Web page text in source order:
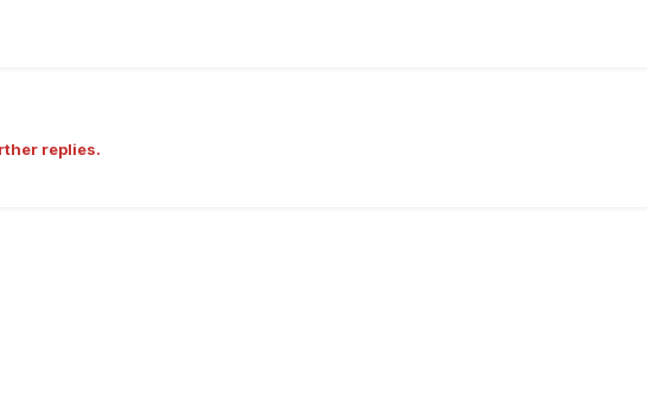
"absurdalna" i należy domagać się wprowadzenia do ustawy o przeciwdziałaniu
replies.